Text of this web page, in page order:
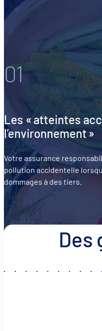
01
Les « atteintes
l’environnement »
Votre assurance
pollution accidentelle
dommages à des tiers.
Des